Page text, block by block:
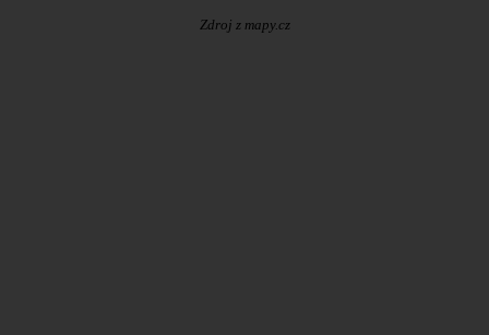
Zdroj z mapy.cz